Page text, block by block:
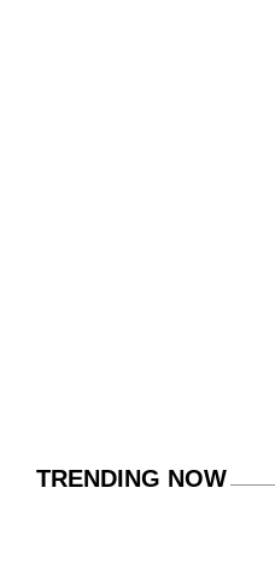
TRENDING NOW